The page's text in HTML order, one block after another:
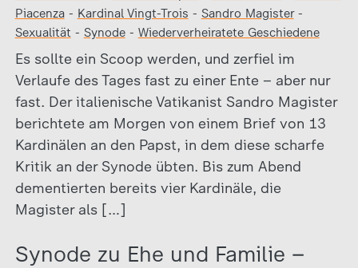
Piacenza- Kardinal Vingt-Trois - Sandro Magister-
Sexualität - Synode- Wiederverheiratete Geschiedene
Es sollte ein Scoop werden, und zerfiel im
Verlaufe des Tages fast zu einer Ente – aber nur
fast. Der italienische Vatikanist Sandro Magister
berichtete am Morgen von einem Brief von 13
Kardinälen an den Papst, in dem diese scharfe
Kritik an der Synode übten. Bis zum Abend
dementierten bereits vier Kardinäle, die
Magister als […]
Synode zu Ehe und Familie –